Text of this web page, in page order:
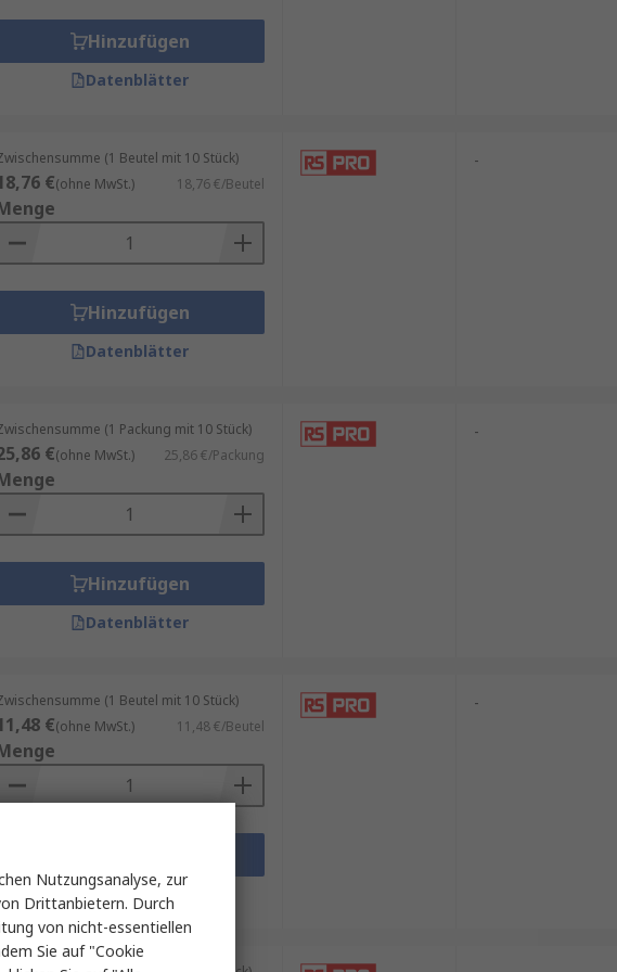
Hinzufügen
Datenblätter
(1 Beutel mit 10 Stück)
€(ohne MwSt.) 18,76 €/Beutel
Hinzufügen
Datenblätter
-
(1 Packung mit 10 Stück)
€(ohne MwSt.) 25,86 €/Packung
Hinzufügen
Datenblätter
-
(1 Beutel mit 10 Stück)
€(ohne MwSt.) 11,48 €/Beutel
Datenblätter
-
Nutzungsanalyse, zur
Drittanbietern. Durch
von nicht-essentiellen
Sie auf "Cookie